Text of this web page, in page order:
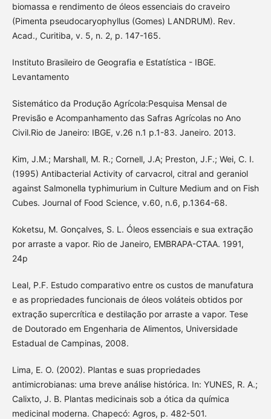
biomassa e rendimento de óleos essenciais do craveiro
(Pimenta pseudocaryophyllus (Gomes) LANDRUM). Rev.
Acad., Curitiba, v. 5, n. 2, p. 147-165.
Instituto Brasileiro de Geografia e Estatística - IBGE.
Levantamento
Sistemático da Produção Agrícola:Pesquisa Mensal de
Previsão e Acompanhamento das Safras Agrícolas no Ano
Civil.Rio de Janeiro: IBGE, v.26 n.1 p.1-83. Janeiro. 2013.
Kim, J.M.; Marshall, M. R.; Cornell, J.A; Preston, J.F.; Wei, C. I.
(1995) Antibacterial Activity of carvacrol, citral and geraniol
against Salmonella typhimurium in Culture Medium and on Fish
Cubes. Journal of Food Science, v.60, n.6, p.1364-68.
Koketsu, M. Gonçalves, S. L. Óleos essenciais e sua extração
por arraste a vapor. Rio de Janeiro, EMBRAPA-CTAA. 1991,
24p
Leal, P.F. Estudo comparativo entre os custos de manufatura
e as propriedades funcionais de óleos voláteis obtidos por
extração supercrítica e destilação por arraste a vapor. Tese
de Doutorado em Engenharia de Alimentos, Universidade
Estadual de Campinas, 2008.
Lima, E. O. (2002). Plantas e suas propriedades
antimicrobianas: uma breve análise histórica. In: YUNES, R. A.;
Calixto, J. B. Plantas medicinais sob a ótica da química
medicinal moderna. Chapecó: Agros, p. 482-501.